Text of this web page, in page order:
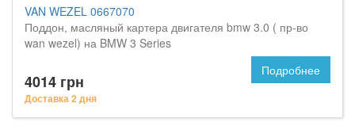
VAN WEZEL 0667070
Поддон, масляный картера двигателя bmw 3.0 ( пр-во
wan wezel) на BMW 3 Series
4014 грн
Доставка 2 дня
Подробнее